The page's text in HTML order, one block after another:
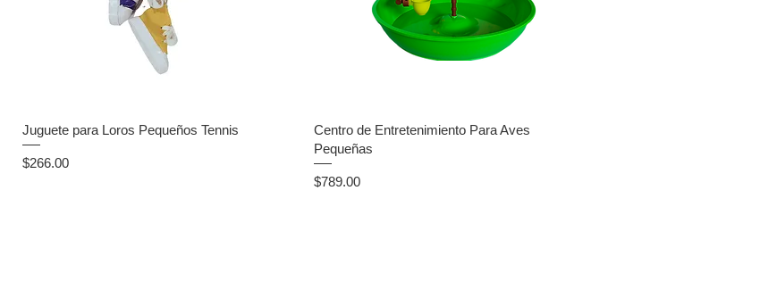
Juguete para Loros Pequeños Tennis
Precio
$266.00
Centro de Entretenimiento Para Aves
Pequeñas
Precio
$789.00